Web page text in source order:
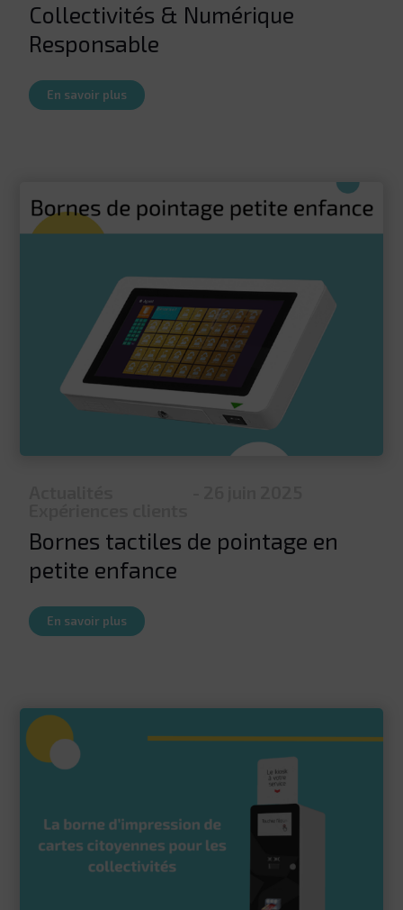
Collectivités & Numérique
Responsable
En savoir plus
Bornes tactiles de pointage en
petite enfance
En savoir plus